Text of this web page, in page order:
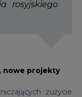
rosyjskiego
nowe projekty
zużycie